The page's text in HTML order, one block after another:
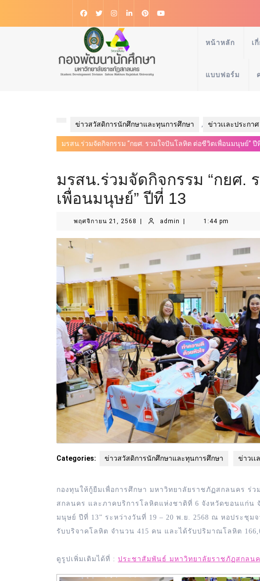
หน้าหลัก เ
แบบฟอร์ม
ข่าวสวัสดิการนักศึกษาและทุนการศึกษา , ข่าวเเละประกาศ
มรสน.ร่วมจัดกิจกรรม “กยศ. รวมใจปันโลหิต ต่อชีวิตเพื่อนมนุษย์” ปี
มรสน.ร่วมจัดกิจกรรม “กยศ.
เพื่อนมนุษย์” ปีที่ 13
พฤศจิกายน 21, 2568 admin 1:44 pm
Categories: ข่าวสวัสดิการนักศึกษาและทุนการศึกษา ข่าวเเ
กองทุนให้กู้ยืมเพื่อการศึกษา มหาวิทยาลัยราชภัฏสกลนคร ร่
สกลนคร และภาคบริการโลหิตแห่งชาติที่ 6 จังหวัดขอนแก่น
มนุษย์ ปีที่ 13” ระหว่างวันที่ 19 – 20 พ.ย. 2568 ณ หอประชุ
รับบริจาคโลหิต จำนวน 415 คน และได้รับปริมาณโลหิต
ดูรูปเพิ่มเติมได้ที่ : ประชาสัมพันธ์ มหาวิทยาลัยราชภัฏสกลน